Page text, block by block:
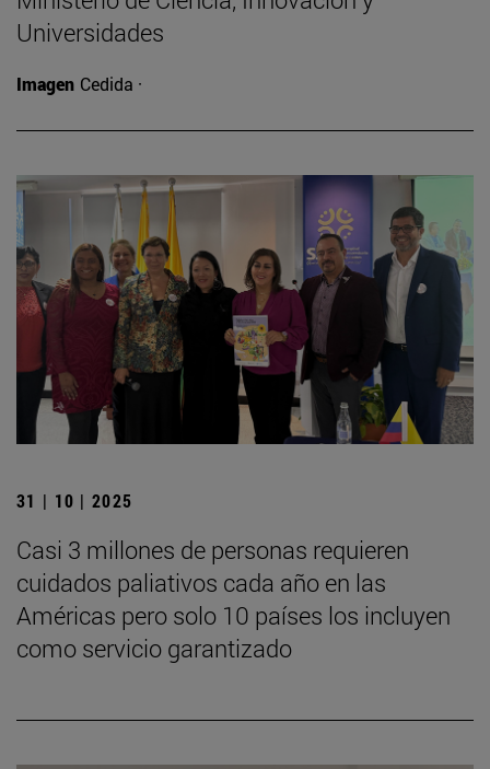
Universidades
Imagen Cedida ·
31 | 10 | 2025
Casi 3 millones de personas requieren
cuidados paliativos cada año en las
Américas pero solo 10 países los incluyen
como servicio garantizado